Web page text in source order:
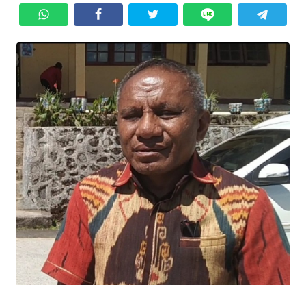
LABUAN
OPINI
Informasi
INDEKS
BERITA
KONTAK
KAMI
INFO
IKLAN